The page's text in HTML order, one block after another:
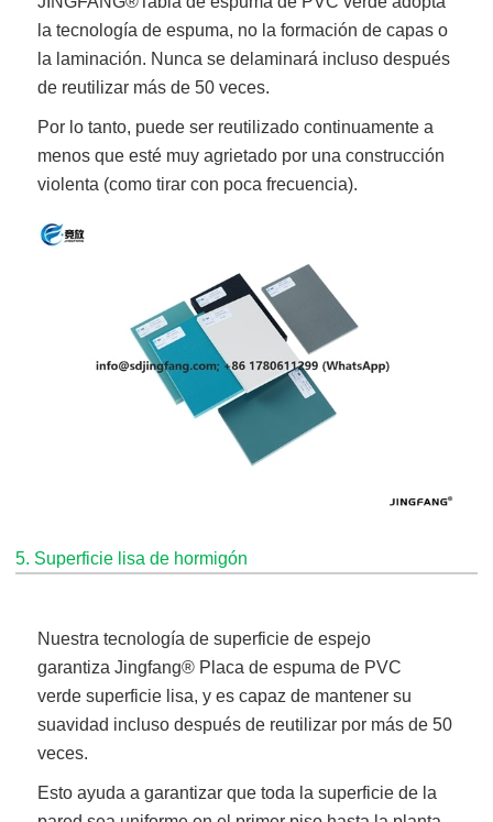
la tecnología de espuma, no la formación de capas o
la laminación. Nunca se delaminará incluso después
de reutilizar más de 50 veces.
Por lo tanto, puede ser reutilizado continuamente a
menos que esté muy agrietado por una construcción
violenta (como tirar con poca frecuencia).
5. Superficie lisa de hormigón
Nuestra tecnología de superficie de espejo
garantizaJingfang® Placa de espuma de PVC
verde superficie lisa, y es capaz de mantener su
suavidad incluso después de reutilizar por más de 50
veces.
Esto ayuda a garantizar que toda la superficie de la